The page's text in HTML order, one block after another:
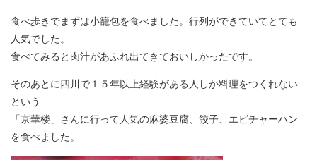
食べ歩きでまずは小籠包を食べました。行列ができていてとても
人気でした。
食べてみると肉汁があふれ出てきておいしかったです。
そのあとに四川で１５年以上経験がある人しか料理をつくれない
という
「京華楼」さんに行って人気の麻婆豆腐、餃子、エビチャーハン
を食べました。